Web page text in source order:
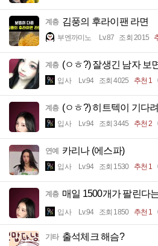
계층 김풍의 후라이팬 라면
부엔까미노 Lv.87 조회 2015
계층 (ㅇㅎ?) 잘생긴 남자 보
입사 Lv.94 조회 4025 추천 1
계층 (ㅇㅎ?) 히트텍이 기다
입사 Lv.94 조회 3445 추천 2
연예 카리나 (에스파)
입사 Lv.94 조회 1530 추천 1
계층 매일 1500개가 팔린다
입사 Lv.94 조회 1850 추천 1
기타 출석체크 해슴?